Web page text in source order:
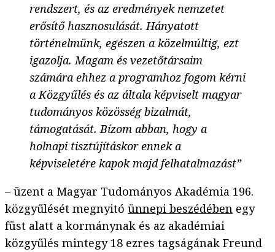
rendszert, és az eredmények nemzetet
erősítő hasznosulását. Hányatott
történelmünk, egészen a közelmúltig, ezt
igazolja. Magam és vezetőtársaim
számára ehhez a programhoz fogom kérni
a Közgyűlés és az általa képviselt magyar
tudományos közösség bizalmát,
támogatását. Bízom abban, hogy a
holnapi tisztújításkor ennek a
képviseletére kapok majd felhatalmazást”
– üzent a Magyar Tudományos Akadémia 196.
közgyűlését megnyitó ünnepi beszédében egy
füst alatt a kormánynak és az akadémiai
közgyűlés mintegy 18 ezres tagságának Freund